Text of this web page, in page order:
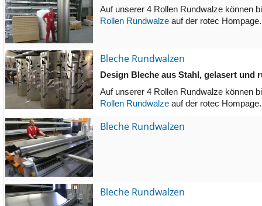
Auf unserer 4 Rollen Rundwalze können
Rollen Rundwalze auf der rotec Hompage.
Bleche Rundwalzen
Design Bleche aus Stahl, gelasert und
Auf unserer 4 Rollen Rundwalze können
Rollen Rundwalze auf der rotec Hompage.
Bleche Rundwalzen
Bleche Rundwalzen